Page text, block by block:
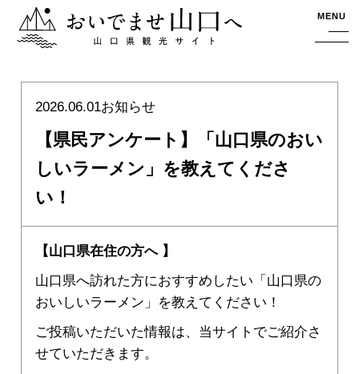
おいでませ山口へー山口県観光サイト MENU
【県民アンケート】「山口県のおい
しいラーメン」を教えてくださ
い！
2026.06.01お知らせ
【山口県在住の方へ 】
山口県へ訪れた方におすすめしたい「山口県の
おいしいラーメン」を教えてください！
ご投稿いただいた情報は、当サイトでご紹介さ
せていただきます。